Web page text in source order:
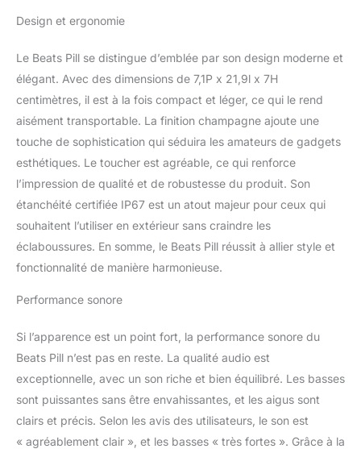
de lecture toute la
journée. Vous pouvez
même utiliser le haut-
parleur Beats Pill pour
charger votre téléphone
et d'autres appareils via
un câble USB-C
L'enceinte Beats Pill a
une classe de protection
IP67 pour une résistance
à la poussière et à l'eau
et une résistance
pour une utilisation en
silicone souple vous
permettent d'emporter
ce haut-parleur ultra-
portable partout avec
vous La conception
améliorée stabilise
davantage le tweeter,
Design et ergonomie
Le Beats Pill se distingue d’emblée par son design moderne et
élégant. Avec des dimensions de 7,1P x 21,9l x 7H
centimètres, il est à la fois compact et léger, ce qui le rend
aisément transportable. La finition champagne ajoute une
touche de sophistication qui séduira les amateurs de gadgets
esthétiques. Le toucher est agréable, ce qui renforce
l’impression de qualité et de robustesse du produit. Son
étanchéité certifiée IP67 est un atout majeur pour ceux qui
souhaitent l’utiliser en extérieur sans craindre les
éclaboussures. En somme, le Beats Pill réussit à allier style et
fonctionnalité de manière harmonieuse.
Performance sonore
Si l’apparence est un point fort, la performance sonore du
Beats Pill n’est pas en reste. La qualité audio est
exceptionnelle, avec un son riche et bien équilibré. Les basses
sont puissantes sans être envahissantes, et les aigus sont
clairs et précis. Selon les avis des utilisateurs, le son est
« agréablement clair », et les basses « très fortes ». Grâce à la